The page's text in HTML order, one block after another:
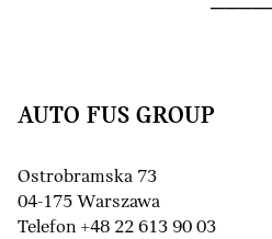
AUTO FUS GROUP
Ostrobramska 73
04-175 Warszawa
Telefon +48 22 613 90 03